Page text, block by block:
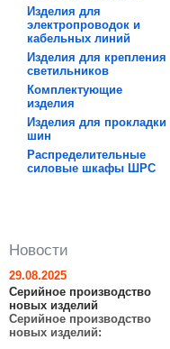
Изделия для
электропроводок и
кабельных линий
Изделия для крепления
светильников
Комплектующие
изделия
Изделия для прокладки
шин
Распределительные
силовые шкафы ШРC
Новости
29.08.2025
Серийное производство
новых изделий
Серийное производство
новых изделий: